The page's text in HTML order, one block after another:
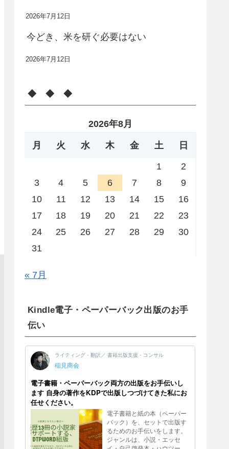
2026年7月12日
今どき、米を研ぐ必要はない
2026年7月12日
◆ ◆ ◆
2026年8月
月 火 水 木 金 土 日
1
2
3
4 5 6 7 8
9
10
11 12 13 14 15
16
17
18 19 20 21 22
23
24
25 26 27 28 29
30
31
« 7月
Kindle電子・ペーパーバック出版のお手
伝い